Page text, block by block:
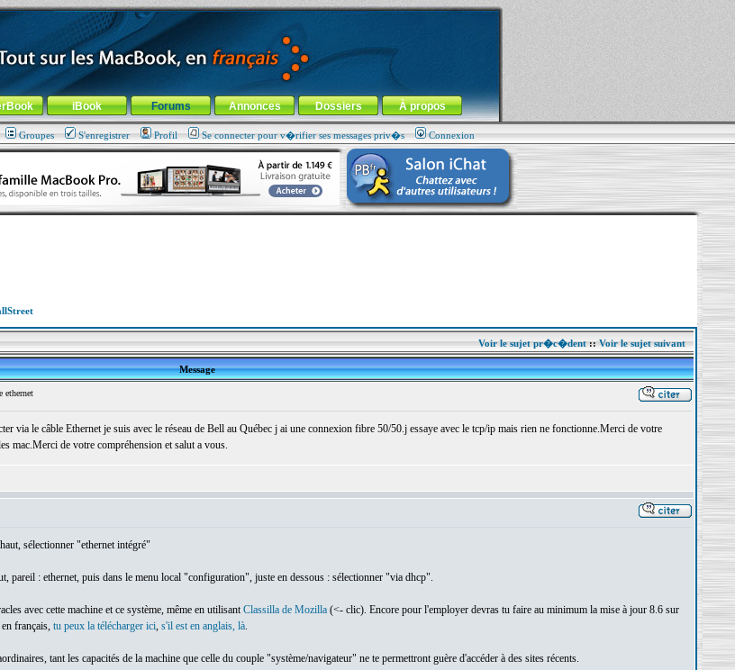
au menu de la rubrique
iBook Forums Annonces Dossiers À propos
Groupes S'enregistrer Profil Se connecter pour v�rifier ses messages priv�s Connexion
Voir le sujet pr�c�dent::Voir le sujet suivant
Message
ethernet
via le câble Ethernet je suis avec le réseau de Bell au Québec j ai une connexion fibre 50/50.j essaye avec le tcp/ip mais rien ne fonctionne.Merci de votre
mac.Merci de votre compréhension et salut a vous.
sélectionner "ethernet intégré"
pareil : ethernet, puis dans le menu local "configuration", juste en dessous : sélectionner "via dhcp".
avec cette machine et ce système, même en utilisantClassilla de Mozilla(<- clic). Encore pour l'employer devras tu faire au minimum la mise à jour 8.6 sur
français, tu peux la télécharger ici, s'il est en anglais, là.
tant les capacités de la machine que celle du couple "système/navigateur" ne te permettront guère d'accéder à des sites récents.